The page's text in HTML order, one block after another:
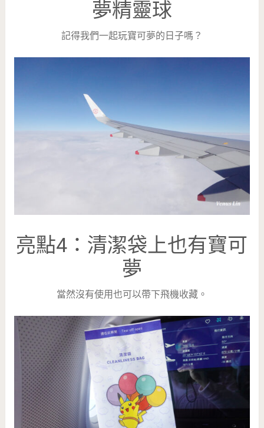
夢精靈球
記得我們一起玩寶可夢的日子嗎？
亮點4：清潔袋上也有寶可
夢
當然沒有使用也可以帶下飛機收藏。